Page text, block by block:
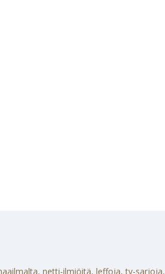
netti-ilmiöitä, leffoja, tv-sarjoja,